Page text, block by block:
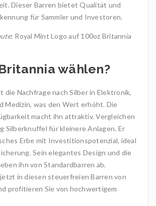
Dieser Barren bietet Qualität und
für Sammler und Investoren.
: Royal Mint Logo auf 100oz Britannia
wählen?
die Nachfrage nach Silber in Elektronik,
Medizin, was den Wert erhöht. Die
macht ihn attraktiv. Vergleichen
Silberknuffel für kleinere Anlagen. Er
Erbe mit Investitionspotenzial, ideal
Sein elegantes Design und die
ihn von Standardbarren ab.
in diesen steuerfreien Barren von
profitieren Sie von hochwertigem